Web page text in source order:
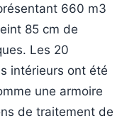
660 m3
85 cm de
Les 20
intérieurs ont été
une armoire
de traitement de